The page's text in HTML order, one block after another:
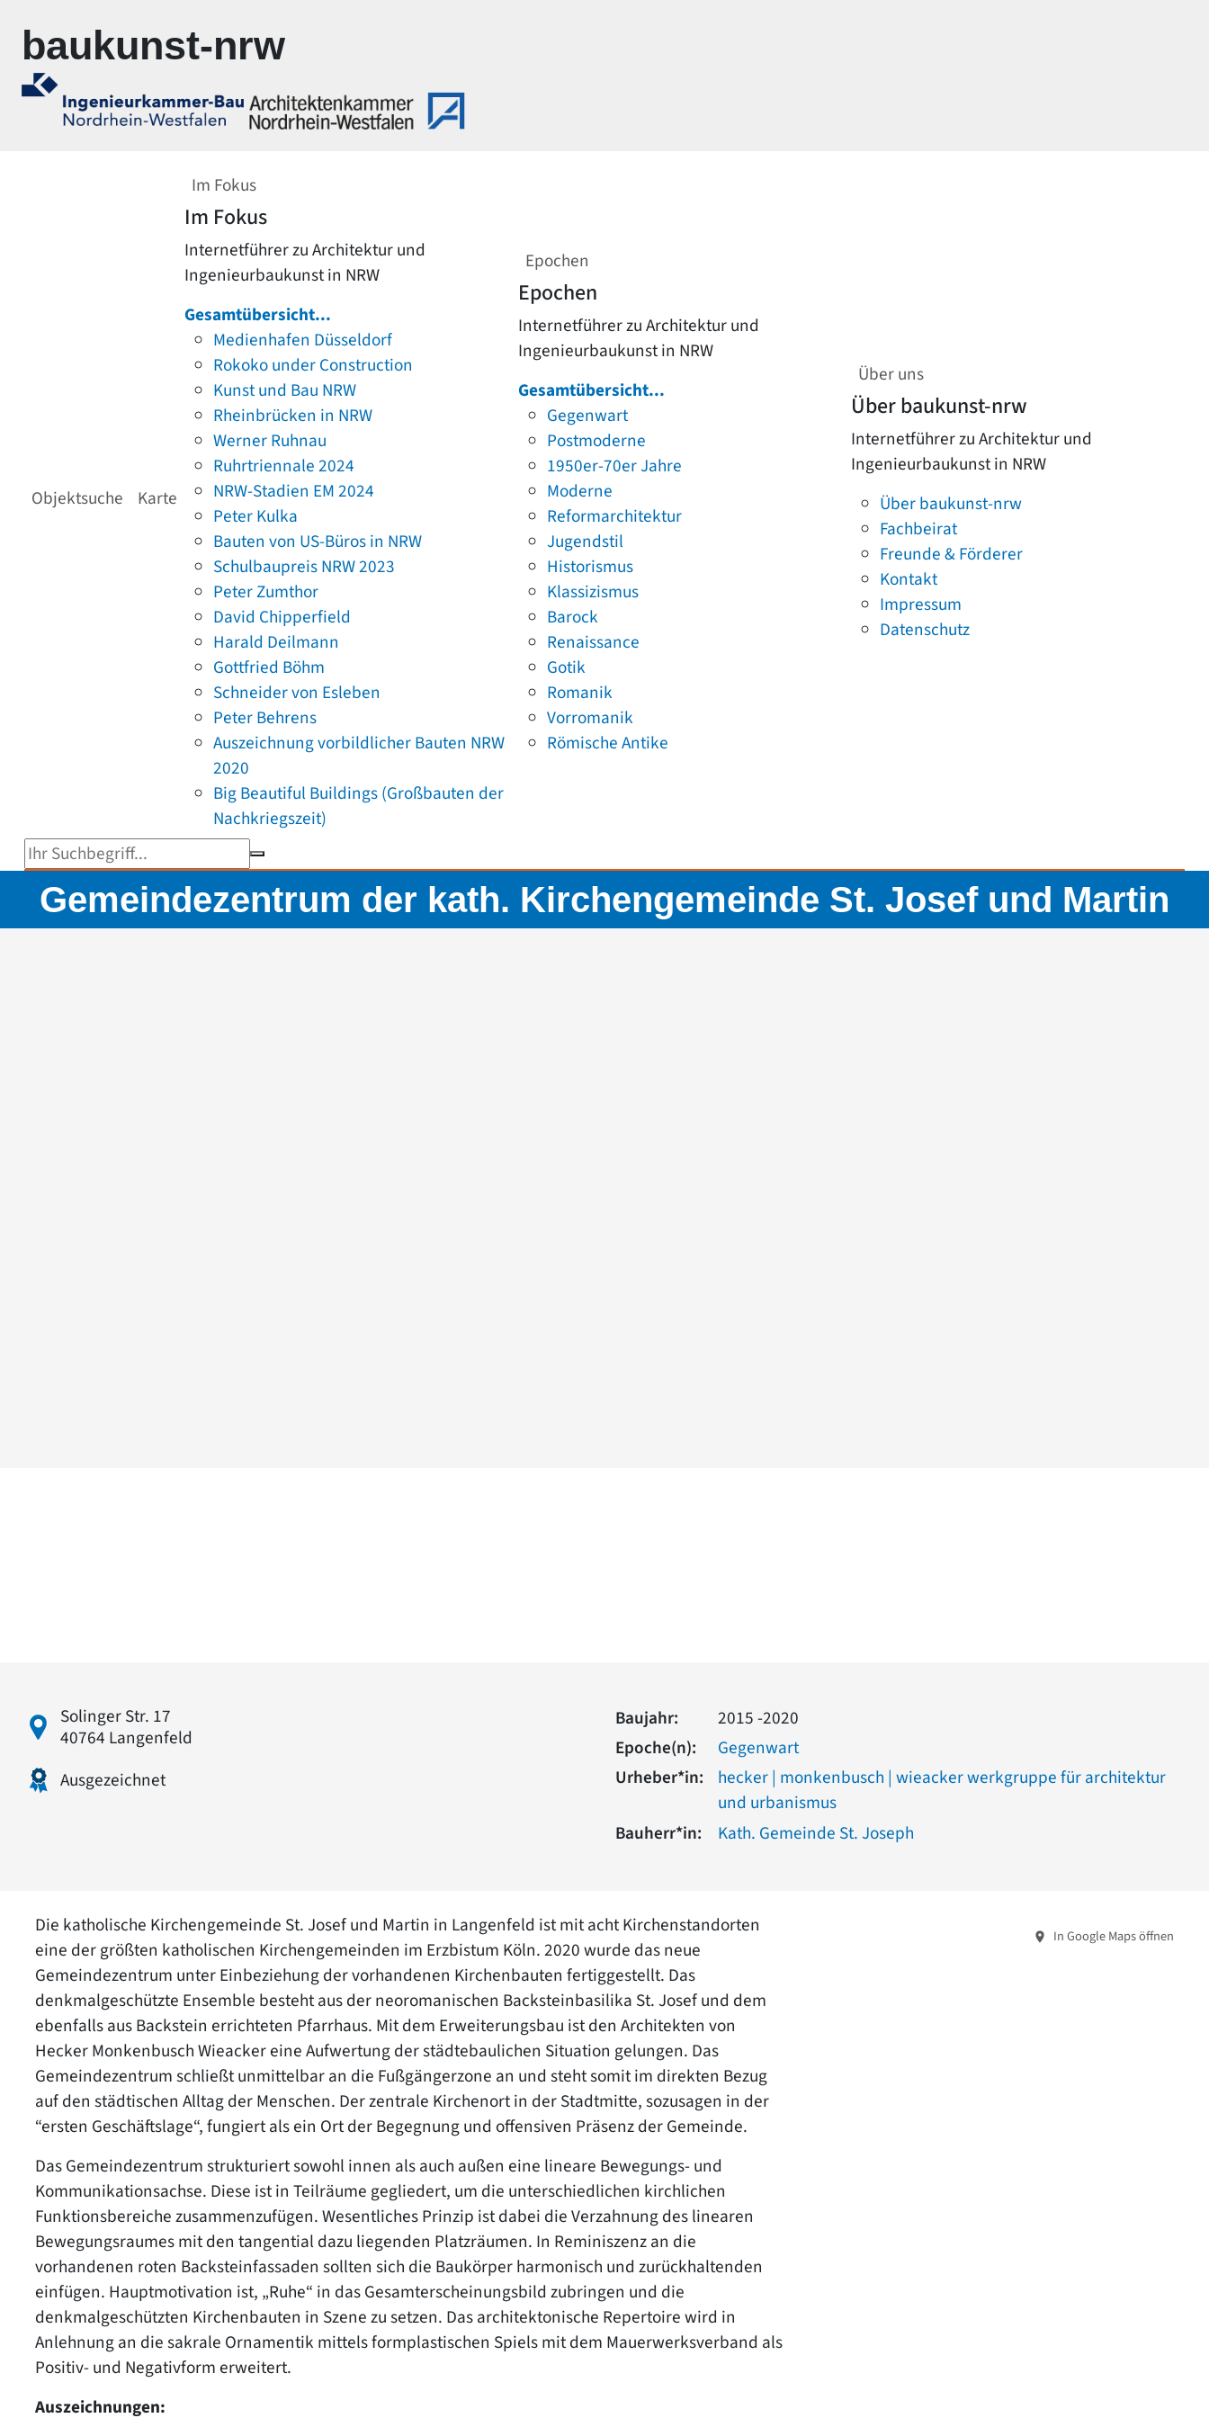
baukunst-nrw
Objektsuche Karte
Im Fokus
Im Fokus
Internetführer zu Architektur und
Ingenieurbaukunst in NRW
Gesamtübersicht...
Medienhafen Düsseldorf
Rokoko under Construction
Kunst und Bau NRW
Rheinbrücken in NRW
Werner Ruhnau
Ruhrtriennale 2024
NRW-Stadien EM 2024
Peter Kulka
Bauten von US-Büros in NRW
Schulbaupreis NRW 2023
Peter Zumthor
David Chipperfield
Harald Deilmann
Gottfried Böhm
Schneider von Esleben
Peter Behrens
Auszeichnung vorbildlicher Bauten NRW
2020
Big Beautiful Buildings (Großbauten der
Nachkriegszeit)
Epochen
Epochen
Internetführer zu Architektur und
Ingenieurbaukunst in NRW
Gesamtübersicht...
Gegenwart
Postmoderne
1950er-70er Jahre
Moderne
Reformarchitektur
Jugendstil
Historismus
Klassizismus
Barock
Renaissance
Gotik
Romanik
Vorromanik
Römische Antike
Über uns
Über baukunst-nrw
Internetführer zu Architektur und
Ingenieurbaukunst in NRW
Über baukunst-nrw
Fachbeirat
Freunde & Förderer
Kontakt
Impressum
Datenschutz
Suchbegriff eingeben
Gemeindezentrum der kath. Kirchengemeinde St. Josef und Martin
Solinger Str. 17
40764 Langenfeld
Ausgezeichnet
Baujahr:
2015 -2020
Epoche(n):
Gegenwart
Urheber*in:
hecker | monkenbusch | wieacker werkgruppe für architektur
und urbanismus
Bauherr*in:
Kath. Gemeinde St. Joseph
Die katholische Kirchengemeinde St. Josef und Martin in Langenfeld ist mit acht Kirchenstandorten
eine der größten katholischen Kirchengemeinden im Erzbistum Köln. 2020 wurde das neue
Gemeindezentrum unter Einbeziehung der vorhandenen Kirchenbauten fertiggestellt. Das
denkmalgeschützte Ensemble besteht aus der neoromanischen Backsteinbasilika St. Josef und dem
ebenfalls aus Backstein errichteten Pfarrhaus. Mit dem Erweiterungsbau ist den Architekten von
Hecker Monkenbusch Wieacker eine Aufwertung der städtebaulichen Situation gelungen. Das
Gemeindezentrum schließt unmittelbar an die Fußgängerzone an und steht somit im direkten Bezug
auf den städtischen Alltag der Menschen. Der zentrale Kirchenort in der Stadtmitte, sozusagen in der
“ersten Geschäftslage“, fungiert als ein Ort der Begegnung und offensiven Präsenz der Gemeinde.
Das Gemeindezentrum strukturiert sowohl innen als auch außen eine lineare Bewegungs- und
Kommunikationsachse. Diese ist in Teilräume gegliedert, um die unterschiedlichen kirchlichen
Funktionsbereiche zusammenzufügen. Wesentliches Prinzip ist dabei die Verzahnung des linearen
Bewegungsraumes mit den tangential dazu liegenden Platzräumen. In Reminiszenz an die
vorhandenen roten Backsteinfassaden sollten sich die Baukörper harmonisch und zurückhaltenden
einfügen. Hauptmotivation ist, „Ruhe“ in das Gesamterscheinungsbild zubringen und die
denkmalgeschützten Kirchenbauten in Szene zu setzen. Das architektonische Repertoire wird in
Anlehnung an die sakrale Ornamentik mittels formplastischen Spiels mit dem Mauerwerksverband als
Positiv- und Negativform erweitert.
Auszeichnungen:
In Google Maps öffnen